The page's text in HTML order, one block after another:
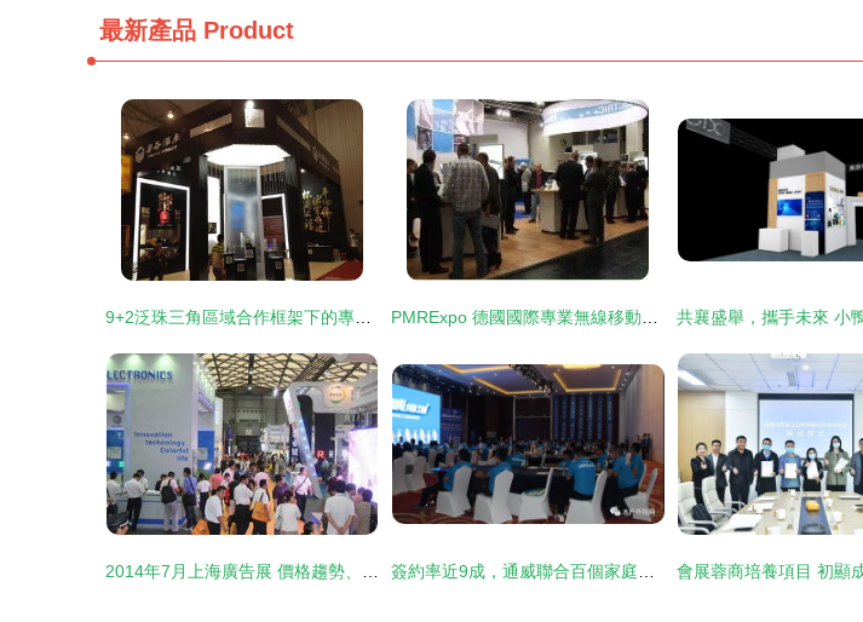
最新產品 Product